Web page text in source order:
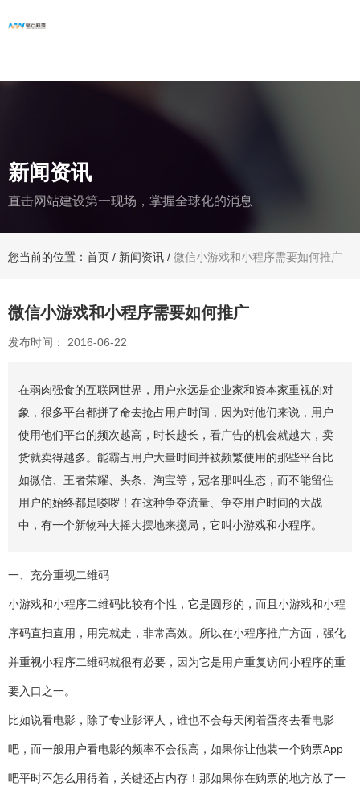
新闻资讯
直击网站建设第一现场，掌握全球化的消息
您当前的位置：首页 / 新闻资讯 / 微信小游戏和小程序需要如何推广
微信小游戏和小程序需要如何推广
发布时间： 2016-06-22
在弱肉强食的互联网世界，用户永远是企业家和资本家重视的对
象，很多平台都拼了命去抢占用户时间，因为对他们来说，用户
使用他们平台的频次越高，时长越长，看广告的机会就越大，卖
货就卖得越多。能霸占用户大量时间并被频繁使用的那些平台比
如微信、王者荣耀、头条、淘宝等，冠名那叫生态，而不能留住
用户的始终都是喽啰！在这种争夺流量、争夺用户时间的大战
中，有一个新物种大摇大摆地来搅局，它叫小游戏和小程序。
一、充分重视二维码
小游戏和小程序二维码比较有个性，它是圆形的，而且小游戏和小程
序码直扫直用，用完就走，非常高效。所以在小程序推广方面，强化
并重视小程序二维码就很有必要，因为它是用户重复访问小程序的重
要入口之一。
比如说看电影，除了专业影评人，谁也不会每天闲着蛋疼去看电影
吧，而一般用户看电影的频率不会很高，如果你让他装一个购票App
吧平时不怎么用得着，关键还占内存！那如果你在购票的地方放了一